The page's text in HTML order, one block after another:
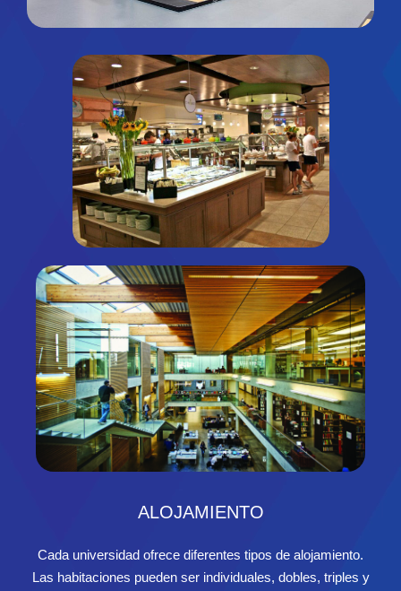
ALOJAMIENTO
Cada universidad ofrece diferentes tipos de alojamiento.
Las habitaciones pueden ser individuales, dobles, triples y